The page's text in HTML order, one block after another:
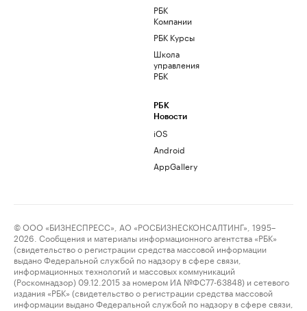
РБК
Компании
РБК Курсы
Школа
управления
РБК
РБК
Новости
iOS
Android
AppGallery
© ООО «БИЗНЕСПРЕСС», АО «РОСБИЗНЕСКОНСАЛТИНГ», 1995–
2026. Сообщения и материалы информационного агентства «РБК»
(свидетельство о регистрации средства массовой информации
выдано Федеральной службой по надзору в сфере связи,
информационных технологий и массовых коммуникаций
(Роскомнадзор) 09.12.2015 за номером ИА №ФС77-63848) и сетевого
издания «РБК» (свидетельство о регистрации средства массовой
информации выдано Федеральной службой по надзору в сфере связи,